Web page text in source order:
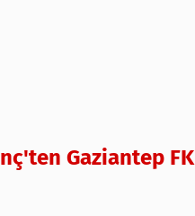
Gaziantep FK